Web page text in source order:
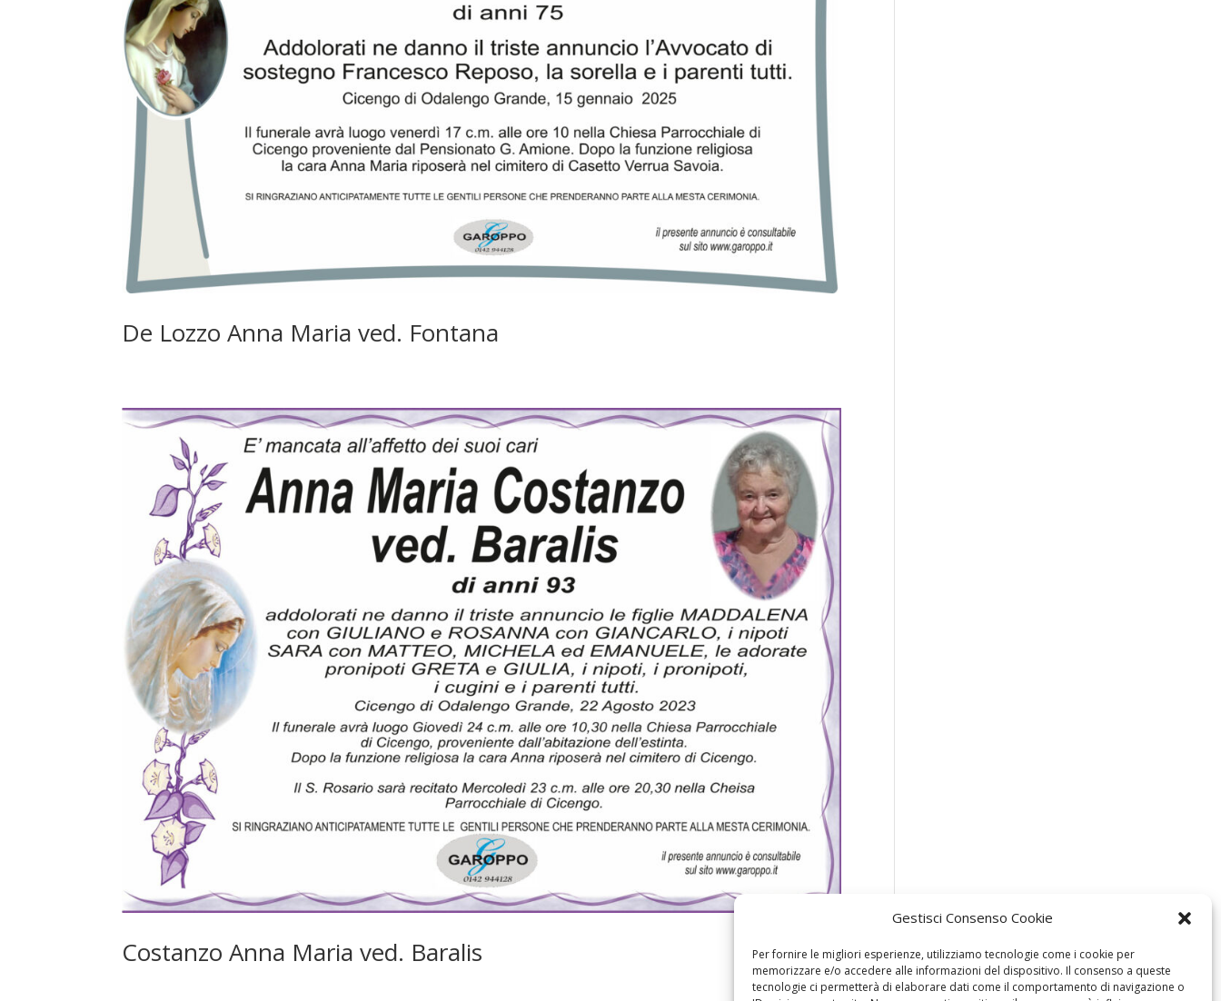
Gestisci Consenso Cookie
Per fornire le migliori esperienze, utilizziamo tecnologie come i cookie per
memorizzare e/o accedere alle informazioni del dispositivo. Il consenso a queste
tecnologie ci permetterà di elaborare dati come il comportamento di navigazione o
De Lozzo Anna Maria ved. Fontana
Costanzo Anna Maria ved. Baralis